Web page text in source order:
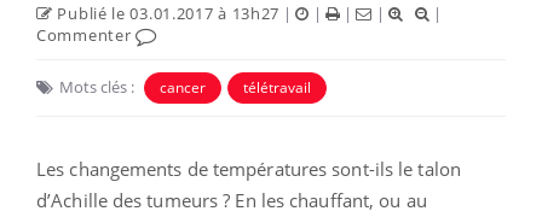
Publié le 03.01.2017 à 13h27 | | | |
|
Commenter
Mots clés : cancer télétravail
Les changements de températures sont-ils le talon
d’Achille des tumeurs ? En les chauffant, ou au